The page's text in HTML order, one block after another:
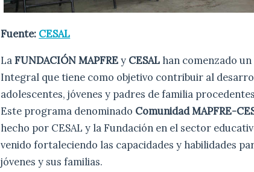
Fuente: CESAL
LaFUNDACIÓN MAPFREy CESAL han comenzado
Integral que tiene como objetivo contribuir al
adolescentes, jóvenes y padres de familia
Este programa denominado Comunidad MAPFRE-
hecho por CESAL y la Fundación en el sector
venido fortaleciendo las capacidades y habilidades
jóvenes y sus familias.